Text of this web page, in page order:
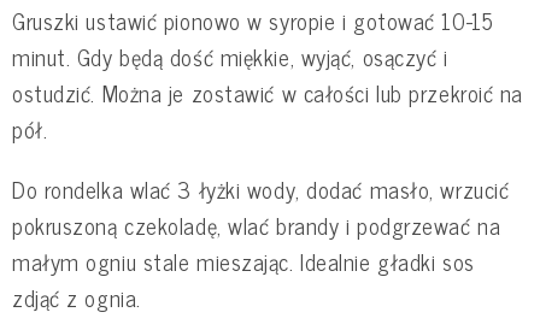
Gruszki ustawić pionowo w syropie i gotować 10-15
minut. Gdy będą dość miękkie, wyjąć, osączyć i
ostudzić. Można je zostawić w całości lub przekroić na
pół.
Do rondelka wlać 3 łyżki wody, dodać masło, wrzucić
pokruszoną czekoladę, wlać brandy i podgrzewać na
małym ogniu stale mieszając. Idealnie gładki sos
zdjąć z ognia.